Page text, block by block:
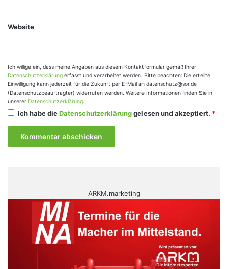
Website
Ich willige ein, dass meine Angaben aus diesem Kontaktformular gemäß Ihrer
Datenschutzerklärung erfasst und verarbeitet werden. Bitte beachten: Die erteilte
Einwilligung kann jederzeit für die Zukunft per E-Mail an datenschutz@sor.de
(Datenschutzbeauftragter) widerrufen werden. Weitere Informationen finden Sie in
unserer Datenschutzerklärung.
Ich habe dieDatenschutzerklärunggelesen und akzeptiert. *
ARKM.marketing